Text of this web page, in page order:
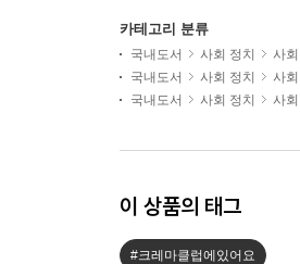
카테고리 분류
국내도서 사회 정치 사
국내도서
사회 정치 사
국내도서
사회 정치 사
이 상품의 태그
#크레마클럽에있어요